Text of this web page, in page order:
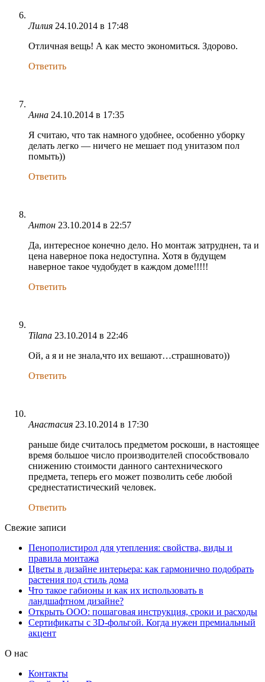
Лилия 24.10.2014 в 17:48
Отличная вещь! А как место экономиться. Здорово.
Ответить
Анна 24.10.2014 в 17:35
Я считаю, что так намного удобнее, особенно уборку
делать легко — ничего не мешает под унитазом пол
помыть))
Ответить
Антон 23.10.2014 в 22:57
Да, интересное конечно дело. Но монтаж затруднен, та и
цена наверное пока недоступна. Хотя в будущем
наверное такое чудобудет в каждом доме!!!!!
Ответить
Tilana 23.10.2014 в 22:46
Ой, а я и не знала,что их вешают…страшновато))
Ответить
Анастасия 23.10.2014 в 17:30
раньше биде считалось предметом роскоши, в настоящее
время большое число производителей способствовало
снижению стоимости данного сантехнического
предмета, теперь его может позволить себе любой
среднестатистический человек.
Ответить
Свежие записи
Пенополистирол для утепления: свойства, виды и
правила монтажа
Цветы в дизайне интерьера: как гармонично подобрать
растения под стиль дома
Что такое габионы и как их использовать в
ландшафтном дизайне?
Открыть ООО: пошаговая инструкция, сроки и расходы
Сертификаты с 3D-фольгой. Когда нужен премиальный
акцент
О нас
Контакты